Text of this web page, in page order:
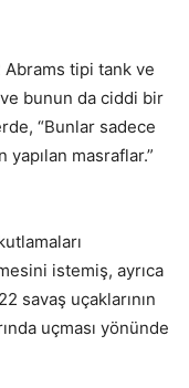
tipi tank ve
ve bunun da ciddi bir
“Bunlar sadece
yapılan masraflar.”
istemiş, ayrıca
savaş uçaklarının
uçması yönünde